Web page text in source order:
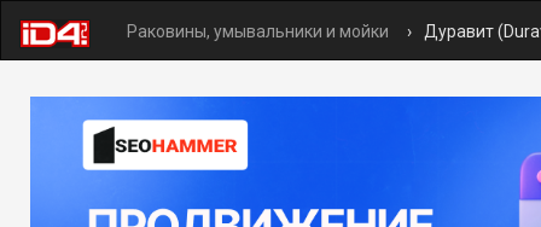
Раковины, умывальники и мойки Дуравит